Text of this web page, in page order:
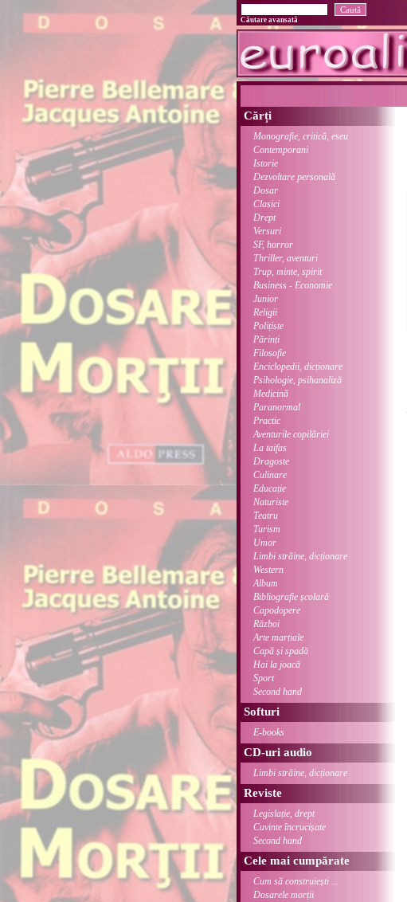
Căutare avansată
Cărți
Monografie, critică, eseu
Contemporani
Istorie
Dezvoltare personală
Dosar
Clasici
Drept
Versuri
SF, horror
Thriller, aventuri
Trup, minte, spirit
Business - Economie
Junior
Religii
Polițiste
Părinți
Filosofie
Enciclopedii, dicționare
Psihologie, psihanaliză
Medicină
Paranormal
Practic
Aventurile copilăriei
La taifas
Dragoste
Culinare
Educație
Naturiste
Teatru
Turism
Umor
Limbi străine, dicționare
Western
Album
Bibliografie școlară
Capodopere
Război
Arte marțiale
Capă și spadă
Hai la joacă
Sport
Second hand
Softuri
E-books
CD-uri audio
Limbi străine, dicționare
Reviste
Legislație, drept
Cuvinte încrucișate
Second hand
Cele mai cumpărate
Cum să construiești ...
Dosarele morții